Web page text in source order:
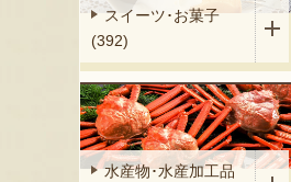
スイーツ･お菓子
(392)
水産物･水産加工品